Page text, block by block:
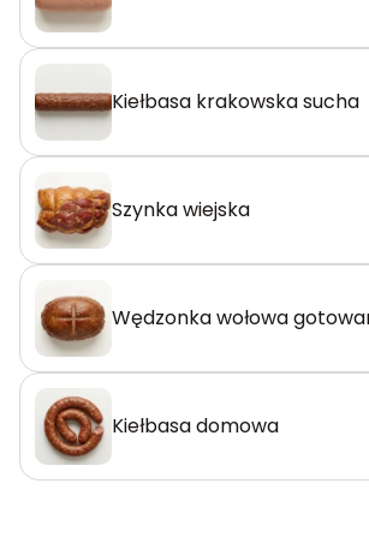
Kiełbasa krakowska sucha
Szynka wiejska
Wędzonka wołowa
Kiełbasa domowa